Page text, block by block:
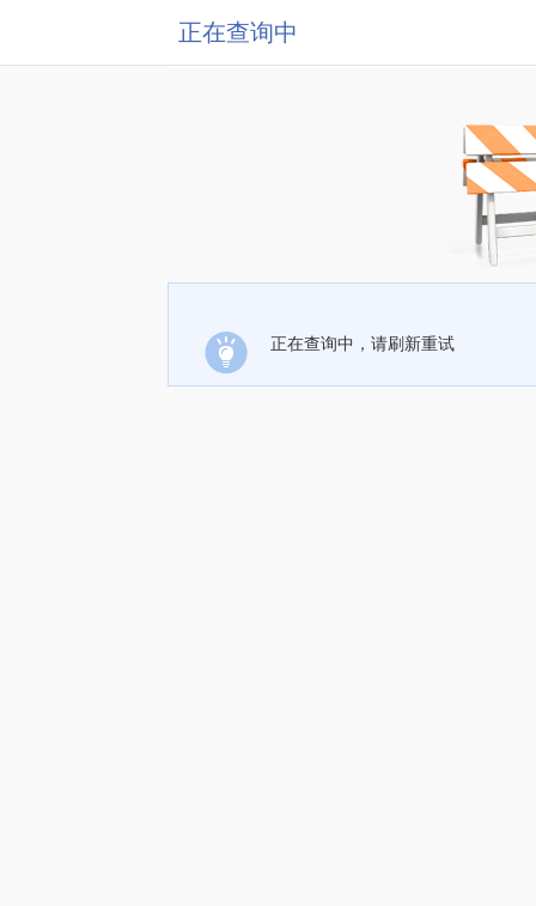
正在查询中
正在查询中，请刷新重试